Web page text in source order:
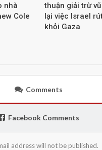
nhà
Cole
thuận giải trừ
lại việc Israel
khỏi Gaza
Comments
Facebook Comments
address will not be published.